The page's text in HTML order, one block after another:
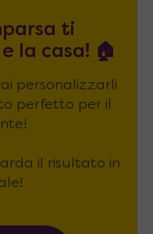
ti
la casa! 🏠
personalizzarli
perfetto per il
il risultato in